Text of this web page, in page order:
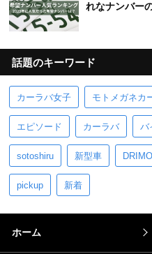
れなナンバー
話題のキーワード
カーラバ女子 モトメガネカ
エピソード カーラバ バ
sotoshiru 新型車 DRIMO
pickup 新着
ホーム